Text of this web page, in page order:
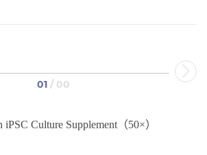
01 / 00
Culture Supplement（50×）